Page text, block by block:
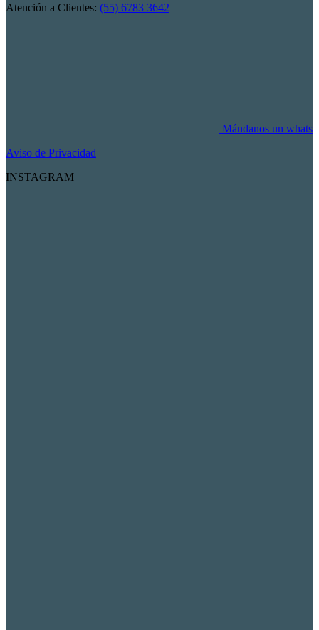
Atención a Clientes: (55) 6783 3642
Mándanos un whats
Aviso de Privacidad
INSTAGRAM